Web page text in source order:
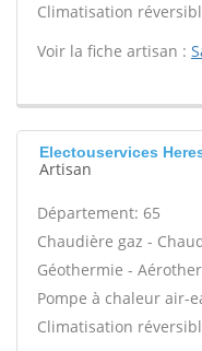
Climatisation
Voir la fiche artisan :
Electouservices
Artisan
Département: 65
Chaudière gaz -
Géothermie -
Pompe à chaleur air-
Climatisation